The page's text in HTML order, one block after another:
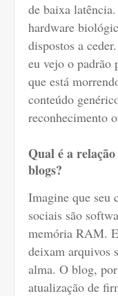
de baixa
hardware
dispostos a
eu vejo o padrão
que está
conteúdo
reconhecimento
Qual é a
blogs?
Imagine que seu
sociais são
memória RAM.
deixam arquivos
alma. O blog,
atualização de